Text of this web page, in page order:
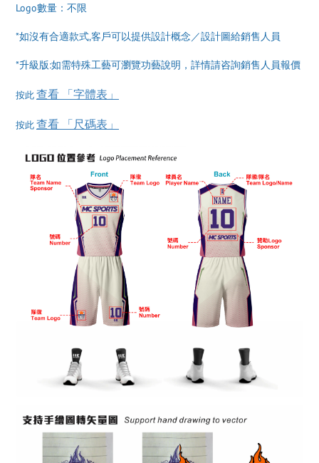
Logo數量：不限
*如沒有合適款式,客戶可以提供設計概念／設計圖給銷售人員
*升級版:如需特殊工藝可瀏覽功藝說明，詳情請咨詢銷售人員報價
按此查看 「字體表」
按此查看 「尺碼表」